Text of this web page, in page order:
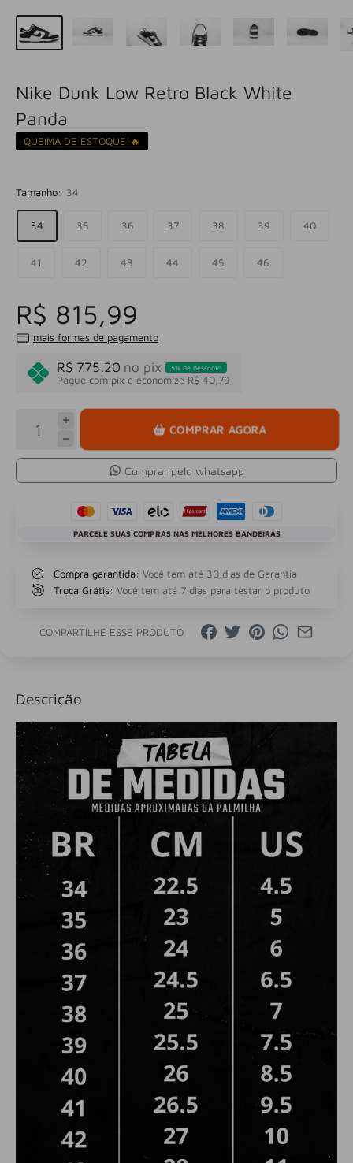
Nike Dunk Low Retro Black White
Panda
QUEIMA DE ESTOQUE!🔥
Tamanho: 34
34 35 36 37 38 39 40
41 42 43 44 45 46
R$ 815,99
mais formas de pagamento
R$ 775,20 no pix 5% de desconto
Pague com pix e economize R$ 40,79
COMPRAR AGORA
Comprar pelo whatsapp
PARCELE SUAS COMPRAS NAS MELHORES BANDEIRAS
Compra garantida: Você tem até 30 dias de Garantia
Troca Grátis: Você tem até 7 dias para testar o produto
COMPARTILHE ESSE PRODUTO
Descrição